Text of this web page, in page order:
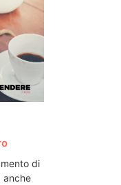
di
anche